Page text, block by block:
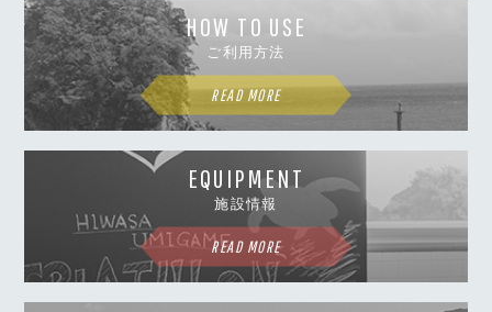
HOW TO USE
ご利用方法
READ MORE
EQUIPMENT
施設情報
READ MORE